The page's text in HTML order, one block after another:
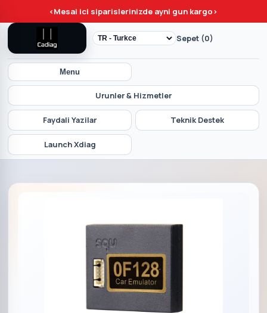
<Mesai ici siparislerinizde ayni gun kargo>
Menu
Urunler & Hizmetler
Faydali Yazilar Teknik Destek
Launch Xdiag
Sepet (0)